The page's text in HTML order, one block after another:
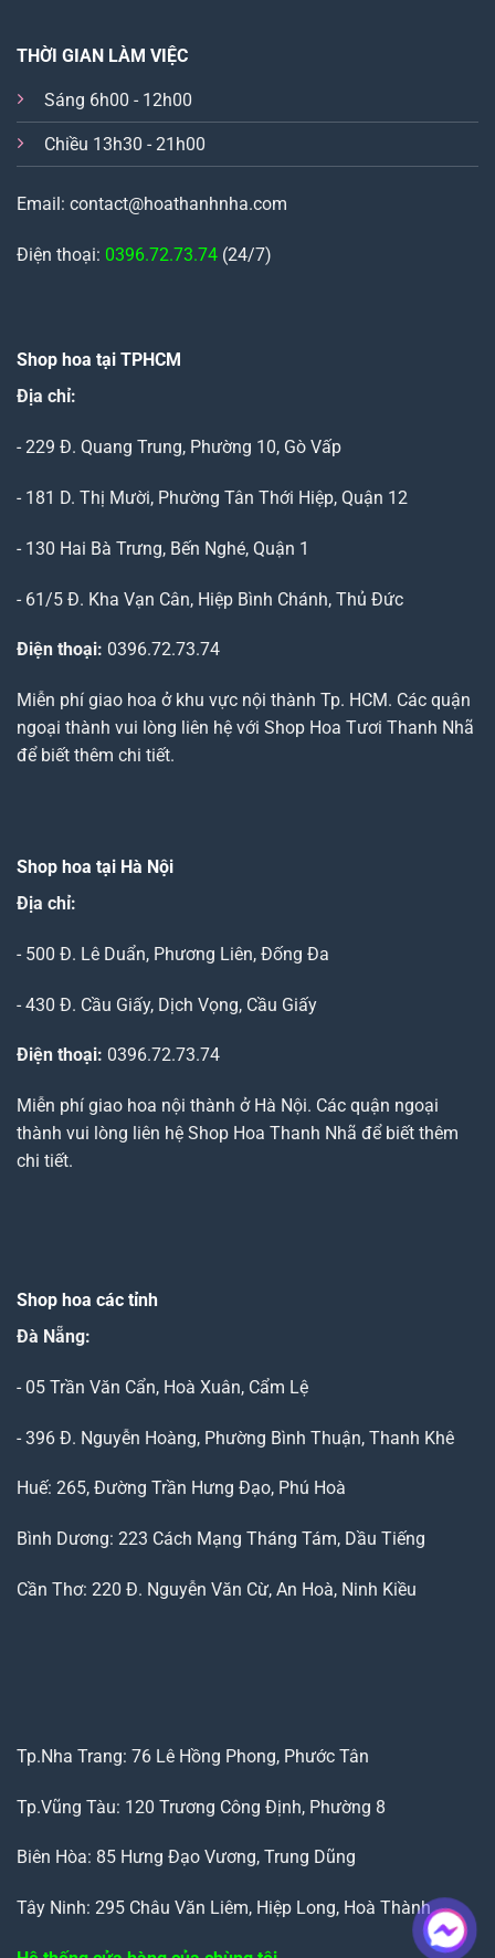
THỜI GIAN LÀM VIỆC
Sáng 6h00 - 12h00
Chiều 13h30 - 21h00
Email: contact@hoathanhnha.com
Điện thoại: 0396.72.73.74 (24/7)
Shop hoa tại TPHCM
Địa chỉ:
- 229 Đ. Quang Trung, Phường 10, Gò Vấp
- 181 D. Thị Mười, Phường Tân Thới Hiệp, Quận 12
- 130 Hai Bà Trưng, Bến Nghé, Quận 1
- 61/5 Đ. Kha Vạn Cân, Hiệp Bình Chánh, Thủ Đức
Điện thoại: 0396.72.73.74
Miễn phí giao hoa ở khu vực nội thành Tp. HCM. Các quận
ngoại thành vui lòng liên hệ với Shop Hoa Tươi Thanh Nhã
để biết thêm chi tiết.
Shop hoa tại Hà Nội
Địa chỉ:
- 500 Đ. Lê Duẩn, Phương Liên, Đống Đa
- 430 Đ. Cầu Giấy, Dịch Vọng, Cầu Giấy
Điện thoại: 0396.72.73.74
Miễn phí giao hoa nội thành ở Hà Nội. Các quận ngoại
thành vui lòng liên hệ Shop Hoa Thanh Nhã để biết thêm
chi tiết.
Shop hoa các tỉnh
Đà Nẵng:
- 05 Trần Văn Cẩn, Hoà Xuân, Cẩm Lệ
- 396 Đ. Nguyễn Hoàng, Phường Bình Thuận, Thanh Khê
Huế: 265, Đường Trần Hưng Đạo, Phú Hoà
Bình Dương: 223 Cách Mạng Tháng Tám, Dầu Tiếng
Cần Thơ: 220 Đ. Nguyễn Văn Cừ, An Hoà, Ninh Kiều
Tp.Nha Trang: 76 Lê Hồng Phong, Phước Tân
Tp.Vũng Tàu: 120 Trương Công Định, Phường 8
Biên Hòa: 85 Hưng Đạo Vương, Trung Dũng
Tây Ninh: 295 Châu Văn Liêm, Hiệp Long, Hoà Thành